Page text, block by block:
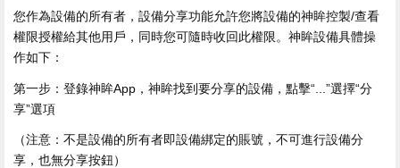
您作為設備的所有者，設備分享功能允許您將設備的神眸控製/查看
權限授權給其他用戶，同時您可隨時收回此權限。神眸設備具體操
作如下：
第一步：登錄神眸App，神眸找到要分享的設備，點擊“...”選擇“分
享”選項
（注意：不是設備的所有者即設備綁定的賬號，不可進行設備分
享，也無分享按鈕）